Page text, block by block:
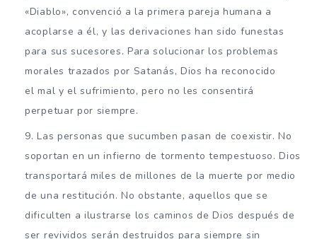
«Diablo», convenció a la primera pareja humana a
acoplarse a él, y las derivaciones han sido funestas
para sus sucesores. Para solucionar los problemas
morales trazados por Satanás, Dios ha reconocido
el mal y el sufrimiento, pero no les consentirá
perpetuar por siempre.
Las personas que sucumben pasan de coexistir. No
soportan en un infierno de tormento tempestuoso. Dios
transportará miles de millones de la muerte por medio
de una restitución. No obstante, aquellos que se
dificulten a ilustrarse los caminos de Dios después de
ser revividos serán destruidos para siempre sin